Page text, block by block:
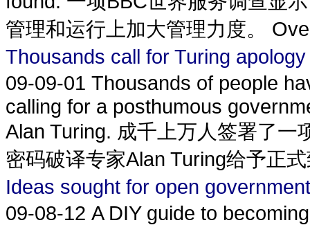
管理和运行上加大管理力度。
Thousands call for Turing
09-09-01 Thousands of people
calling for a posthumous
Alan Turing. 成千上万人签署了
密码破译专家Alan Turing给予正
Ideas sought for open
09-08-12 A DIY guide to